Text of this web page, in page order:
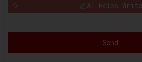
AI Helps Write
Send